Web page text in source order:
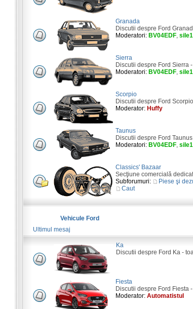
Granada
Discutii despre Ford
Moderatori: BV04EDF, sile1
Sierra
Discutii despre Ford Sierra
Moderatori: BV04EDF, sile1
Scorpio
Discutii despre Ford
Moderator: Huffy
Taunus
Discutii despre Ford
Moderatori: BV04EDF, sile1
Classics' Bazaar
Secţiune comercială
Subforumuri:
Piese şi
Caut
Vehicule Ford
Ultimul mesaj
Ka
Discutii despre Ford Ka -
Fiesta
Discutii despre Ford Fiesta
Moderator: Automatistul